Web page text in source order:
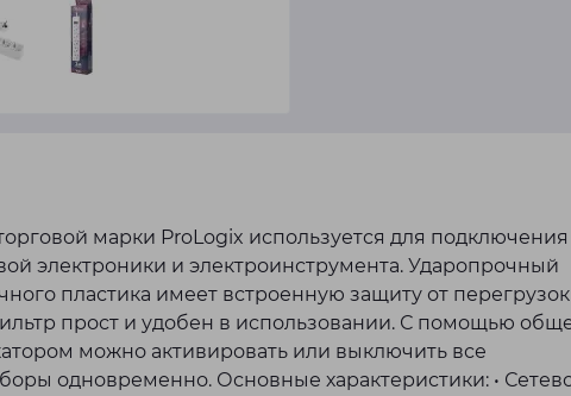
марки ProLogix используется для подключения
электроники и электроинструмента. Ударопрочный
пластика имеет встроенную защиту от
прост и удобен в использовании. С помощью
можно активировать или выключить все
одновременно. Основные характеристики: •